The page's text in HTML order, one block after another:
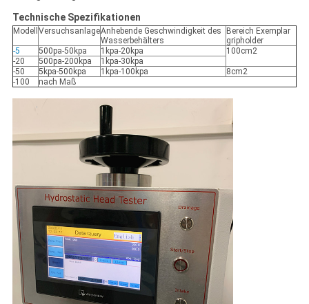
Technische Spezifikationen
Modell VersuchsanlageAnhebende Geschwindigkeit des
Wasserbehälters
Bereich Exemplar
gripholder
-5
500pa-50kpa 1kpa-20kpa
100cm2
-20
500pa-200kpa
1kpa-30kpa
-50
5kpa-500kpa 1kpa-100kpa
8cm2
-100
nach Maß